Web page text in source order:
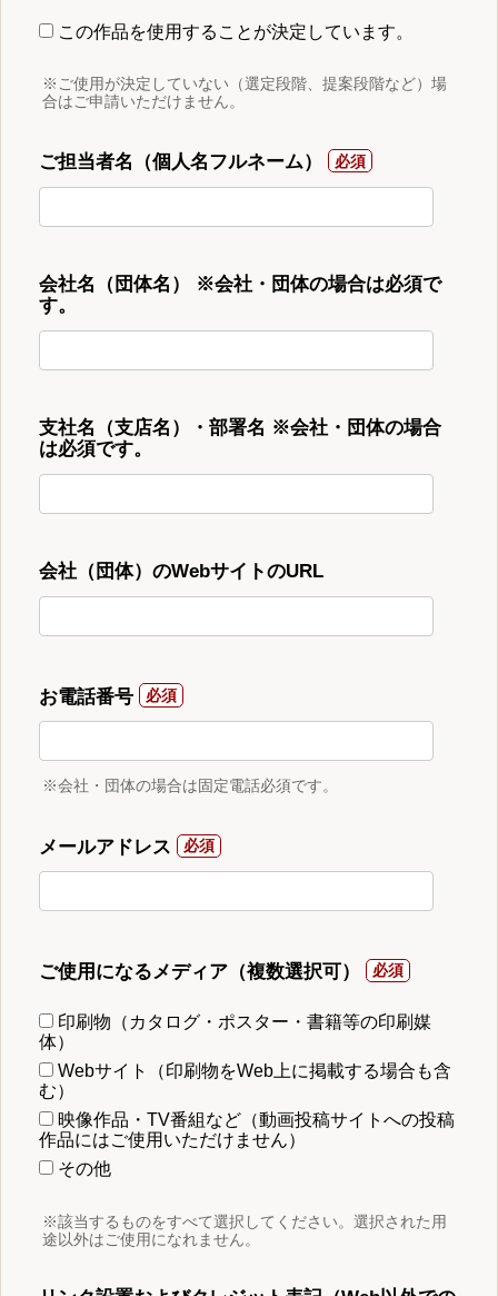
この作品を使用することが決定しています。
※ご使用が決定していない（選定段階、提案段階など）場
合はご申請いただけません。
ご担当者名（個人名フルネーム）
会社名（団体名） ※会社・団体の場合は必須で
す。
支社名（支店名）・部署名 ※会社・団体の場合
は必須です。
会社（団体）のWebサイトのURL
お電話番号
※会社・団体の場合は固定電話必須です。
メールアドレス
ご使用になるメディア（複数選択可）
印刷物（カタログ・ポスター・書籍等の印刷媒
体）
Webサイト（印刷物をWeb上に掲載する場合も含
む）
映像作品・TV番組など（動画投稿サイトへの投稿
作品にはご使用いただけません）
その他
※該当するものをすべて選択してください。選択された用
途以外はご使用になれません。